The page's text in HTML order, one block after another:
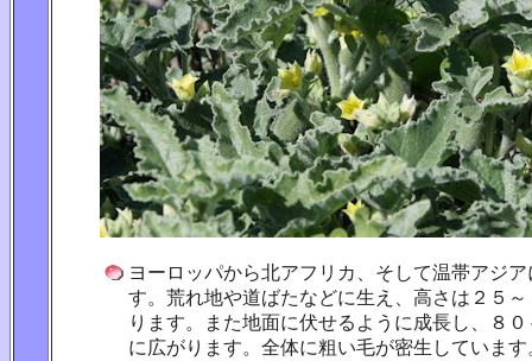
ヨーロッパから北アフリカ、そして温帯アジ
す。荒れ地や道ばたなどに生え、高さは２５
ります。また地面に伏せるように成長し、８
に広がります。全体に粗い毛が密生していま